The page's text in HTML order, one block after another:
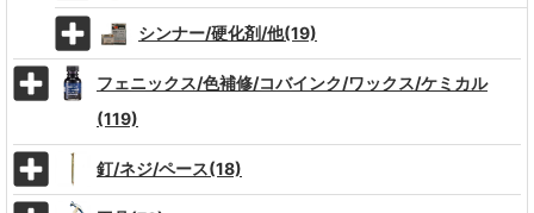
シンナー/硬化剤/他(19)
フェニックス/色補修/コバインク/ワックス/ケミカル
(119)
釘/ネジ/ペース(18)